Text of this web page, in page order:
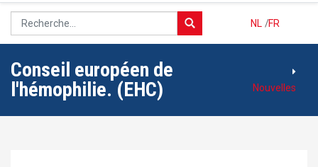
NL FR
/
Conseil européen de
l'hémophilie. (EHC)
Nouvelles